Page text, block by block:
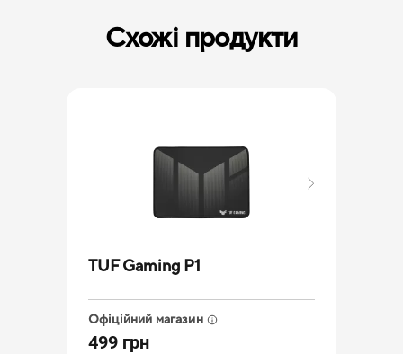
Схожі продукти
TUF Gaming P1
Офіційний магазин
499 грн